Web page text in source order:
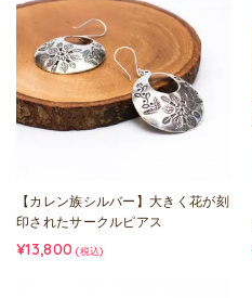
【カレン族シルバー】大きく花が刻
印されたサークルピアス
¥13,800 (税込)